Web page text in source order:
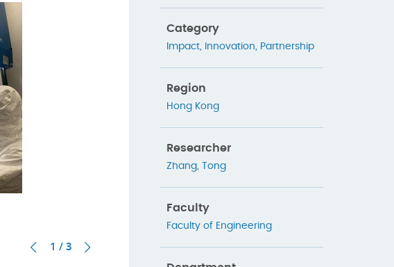
1 / 3
Category
Impact, Innovation, Partnership
Region
Hong Kong
Researcher
Zhang, Tong
Faculty
Faculty of Engineering